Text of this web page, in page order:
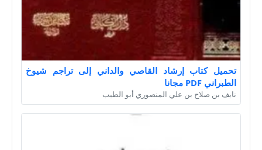
تحميل كتاب إرشاد القاصي والداني إلى تراجم شيوخ
الطبراني PDF مجانا
نايف بن صلاح بن علي المنصوري أبو الطيب